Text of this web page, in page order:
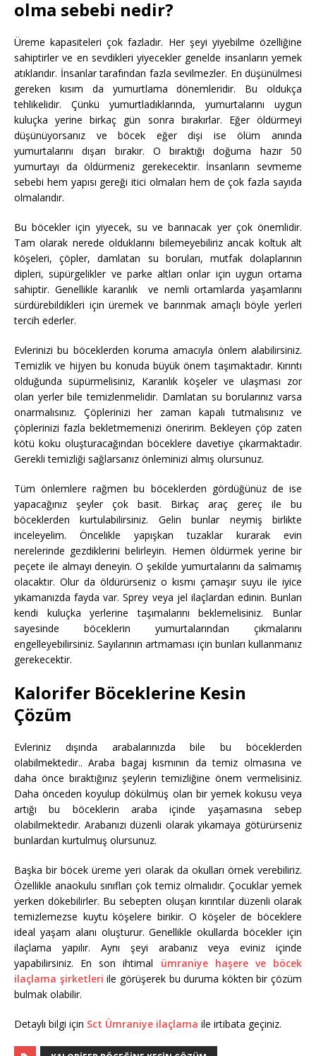
olma sebebi nedir?
Üreme kapasiteleri çok fazladır. Her şeyi yiyebilme özelliğine
sahiptirler ve en sevdikleri yiyecekler genelde insanların yemek
atıklarıdır. İnsanlar tarafından fazla sevilmezler. En düşünülmesi
gereken kısım da yumurtlama dönemleridir. Bu oldukça
tehlikelidir. Çünkü yumurtladıklarında, yumurtalarını uygun
kuluçka yerine birkaç gün sonra bırakırlar. Eğer öldürmeyi
düşünüyorsanız ve böcek eğer dişi ise ölüm anında
yumurtalarını dışarı bırakır. O bıraktığı doğuma hazır 50
yumurtayı da öldürmeniz gerekecektir. İnsanların sevmeme
sebebi hem yapısı gereği itici olmaları hem de çok fazla sayıda
olmalarıdır.
Bu böcekler için yiyecek, su ve barınacak yer çok önemlidir.
Tam olarak nerede olduklarını bilemeyebiliriz ancak koltuk alt
köşeleri, çöpler, damlatan su boruları, mutfak dolaplarının
dipleri, süpürgelikler ve parke altları onlar için uygun ortama
sahiptir. Genellikle karanlık ve nemli ortamlarda yaşamlarını
sürdürebildikleri için üremek ve barınmak amaçlı böyle yerleri
tercih ederler.
Evlerinizi bu böceklerden koruma amacıyla önlem alabilirsiniz.
Temizlik ve hijyen bu konuda büyük önem taşımaktadır. Kırıntı
olduğunda süpürmelisiniz, Karanlık köşeler ve ulaşması zor
olan yerler bile temizlenmelidir. Damlatan su borularınız varsa
onarmalısınız. Çöplerinizi her zaman kapalı tutmalısınız ve
çöplerinizi fazla bekletmemenizi öneririm. Bekleyen çöp zaten
kötü koku oluşturacağından böceklere davetiye çıkarmaktadır.
Gerekli temizliği sağlarsanız önleminizi almış olursunuz.
Tüm önlemlere rağmen bu böceklerden gördüğünüz de ise
yapacağınız şeyler çok basit. Birkaç araç gereç ile bu
böceklerden kurtulabilirsiniz. Gelin bunlar neymiş birlikte
inceleyelim. Öncelikle yapışkan tuzaklar kurarak evin
nerelerinde gezdiklerini belirleyin. Hemen öldürmek yerine bir
peçete ile almayı deneyin. O şekilde yumurtalarını da salmamış
olacaktır. Olur da öldürürseniz o kısmı çamaşır suyu ile iyice
yıkamanızda fayda var. Sprey veya jel ilaçlardan edinin. Bunları
kendi kuluçka yerlerine taşımalarını beklemelisiniz. Bunlar
sayesinde böceklerin yumurtalarından çıkmalarını
engelleyebilirsiniz. Sayılarının artmaması için bunları kullanmanız
gerekecektir.
Kalorifer Böceklerine Kesin
Çözüm
Evleriniz dışında arabalarınızda bile bu böceklerden
olabilmektedir.. Araba bagaj kısmının da temiz olmasına ve
daha önce bıraktığınız şeylerin temizliğine önem vermelisiniz.
Daha önceden koyulup dökülmüş olan bir yemek kokusu veya
artığı bu böceklerin araba içinde yaşamasına sebep
olabilmektedir. Arabanızı düzenli olarak yıkamaya götürürseniz
bunlardan kurtulmuş olursunuz.
Başka bir böcek üreme yeri olarak da okulları örnek verebiliriz.
Özellikle anaokulu sınıfları çok temiz olmalıdır. Çocuklar yemek
yerken dökebilirler. Bu sebepten oluşan kırıntılar düzenli olarak
temizlemezse kuytu köşelere birikir. O köşeler de böceklere
ideal yaşam alanı oluşturur. Genellikle okullarda böcekler için
ilaçlama yapılır. Aynı şeyi arabanız veya eviniz içinde
yapabilirsiniz. En son ihtimal ümraniye haşere ve böcek
ilaçlama şirketleri ile görüşerek bu duruma kökten bir çözüm
bulmak olabilir.
Detaylı bilgi için Sct Ümraniye ilaçlama ile irtibata geçiniz.